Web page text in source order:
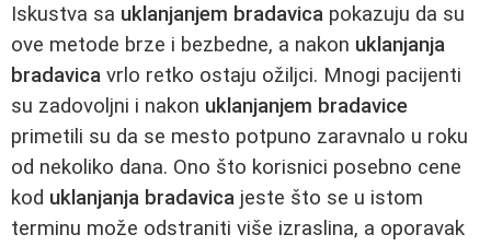
Iskustva sa uklanjanjem bradavica pokazuju da su
ove metode brze i bezbedne, a nakon uklanjanja
bradavica vrlo retko ostaju ožiljci. Mnogi pacijenti
su zadovoljni i nakon uklanjanjem bradavice
primetili su da se mesto potpuno zaravnalo u roku
od nekoliko dana. Ono što korisnici posebno cene
kod uklanjanja bradavica jeste što se u istom
terminu može odstraniti više izraslina, a oporavak